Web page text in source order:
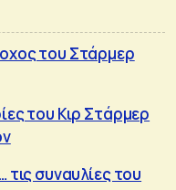
του Στάρμερ
του Κιρ Στάρμερ
τις συναυλίες του